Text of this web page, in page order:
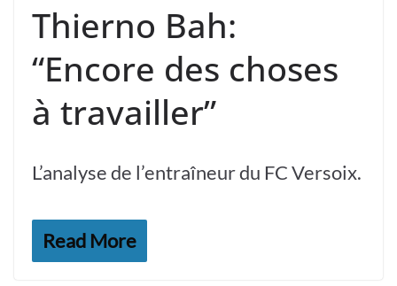
Thierno Bah:
“Encore des choses
à travailler”
L’analyse de l’entraîneur du FC Versoix.
Read More